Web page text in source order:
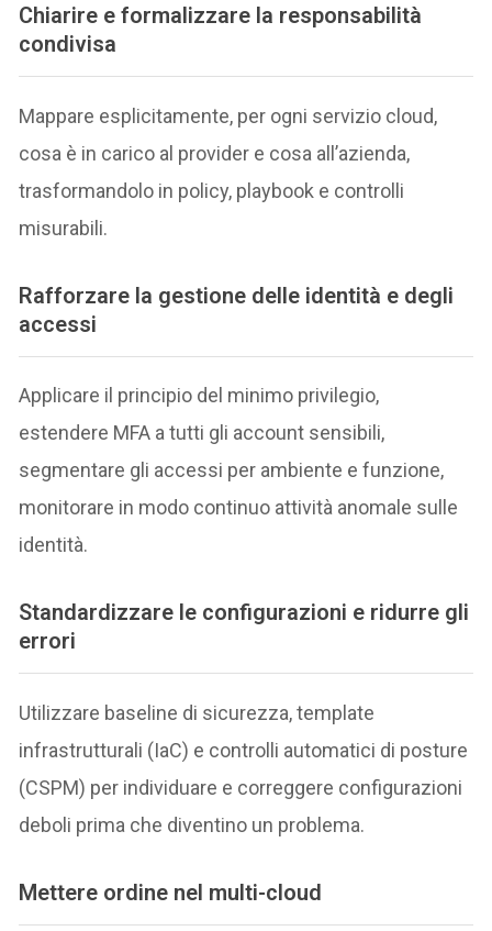
Chiarire e formalizzare la responsabilità
condivisa
Mappare esplicitamente, per ogni servizio cloud,
cosa è in carico al provider e cosa all’azienda,
trasformandolo in policy, playbook e controlli
misurabili.
Rafforzare la gestione delle identità e degli
accessi
Applicare il principio del minimo privilegio,
estendere MFA a tutti gli account sensibili,
segmentare gli accessi per ambiente e funzione,
monitorare in modo continuo attività anomale sulle
identità.
Standardizzare le configurazioni e ridurre gli
errori
Utilizzare baseline di sicurezza, template
infrastrutturali (IaC) e controlli automatici di posture
(CSPM) per individuare e correggere configurazioni
deboli prima che diventino un problema.
Mettere ordine nel multi-cloud